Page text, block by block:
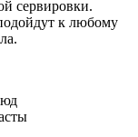
сервировки.
к любому